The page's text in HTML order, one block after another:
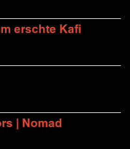
erschte Kafi
| Nomad